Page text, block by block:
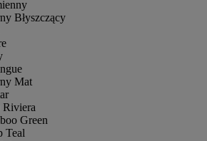
Błyszczący
Mat
Riviera
Green
Teal